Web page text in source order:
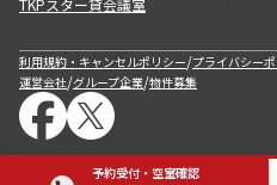
予約受付・空室確認
TKPスター貸会議室
利用規約・キャンセルポリシー/プライバシー
運営会社/グループ企業/物件募集